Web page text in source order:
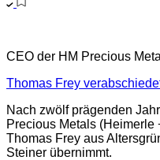
CEO der HM Precious
Thomas Frey
Nach zwölf prägenden
Precious Metals (Heimerle
Thomas Frey aus
Steiner übernimmt.